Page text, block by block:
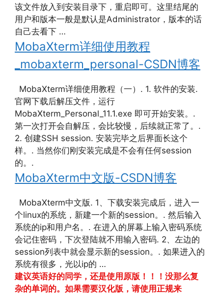
该文件放入到安装目录下，重启即可。这里结尾的
用户和版本一般是默认是Administrator，版本的话
自己去看下 …
MobaXterm详细使用教程
_mobaxterm_personal-CSDN博客
MobaXterm详细使用教程（一）. 1. 软件的安装.
官网下载后解压文件，运行
MobaXterm_Personal_11.1.exe 即可开始安装。.
第一次打开会自解压，会比较慢，后续就正常了。.
2. 创建SSH session. 安装完毕之后界面长这个
样。. 当然你们刚安装完成是不会有任何session
的。.
MobaXterm中文版-CSDN博客
MobaXterm中文版. 1、下载安装完成后，进入一
个linux的系统，新建一个新的session。. 然后输入
系统的ip和用户名。. 在进入的屏幕上输入密码系统
会记住密码，下次登陆就不用输入密码. 2、左边的
session列表中就会显示新的session。. 如果进入的
系统有很多，光以ip的 …
建议英语好的同学，还是使用原版！！！没那么复
杂的单词的。如果需要汉化版，请使用正规来